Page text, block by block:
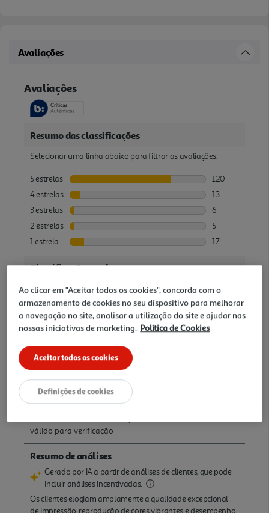
Avaliações
Ao clicar em "Aceitar todos os cookies", concorda com o
armazenamento de cookies no seu dispositivo para melhorar
a navegação no site, analisar a utilização do site e ajudar nas
nossas iniciativas de marketing. Política de Cookies
Aceitar todos os cookies
Definições de cookies